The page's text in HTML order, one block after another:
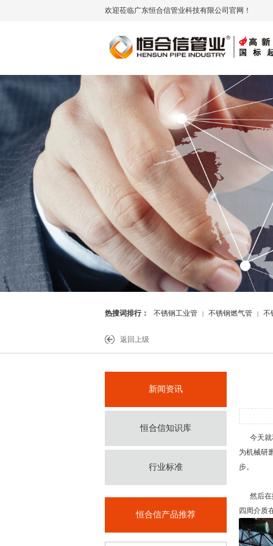
欢迎莅临广东恒合信管业科技有限公司官网！
热搜词排行： 不锈钢工业管 | 不锈钢燃气管 | 不
返回上级
新闻资讯
恒合信知识库
行业标准
恒合信产品推荐
今天就
为机械研
步。
然后在
四周介质